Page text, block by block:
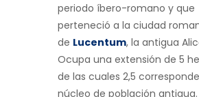
periodo íbero-romano y que
perteneció a la ciudad
de Lucentum, la antigua
Ocupa una extensión de 5
de las cuales 2,5
núcleo de población antigua.